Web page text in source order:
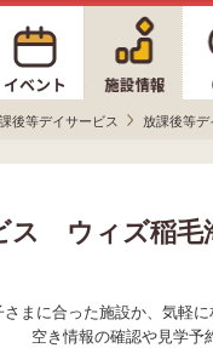
後等デイサービス 放課後等
ス ウィズ稲毛
さまに合った施設か、気軽
空き情報の確認や見学予